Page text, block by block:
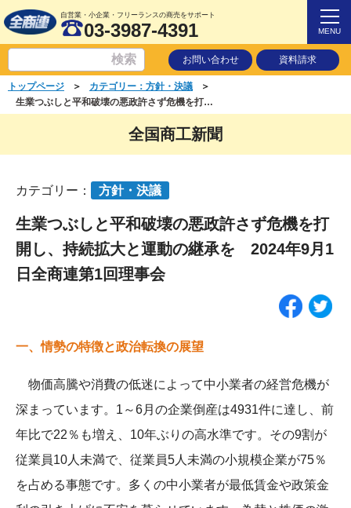
自営業・小企業・フリーランスの商売をサポート
03-3987-4391 MENU
お問い合わせ 資料請求
トップページ ＞ カテゴリー：方針・決議
＞
生業つぶしと平和破壊の悪政許さず危機を打開し、持続拡大と運動の継承を 2024年9月1日全商連第1回理事会
全国商工新聞
カテゴリー： 方針・決議
生業つぶしと平和破壊の悪政許さず危機を打
開し、持続拡大と運動の継承を 2024年9月1
日全商連第1回理事会
一、情勢の特徴と政治転換の展望
物価高騰や消費の低迷によって中小業者の経営危機が
深まっています。1～6月の企業倒産は4931件に達し、前
年比で22％も増え、10年ぶりの高水準です。その9割が
従業員10人未満で、従業員5人未満の小規模企業が75％
を占める事態です。多くの中小業者が最低賃金や政策金